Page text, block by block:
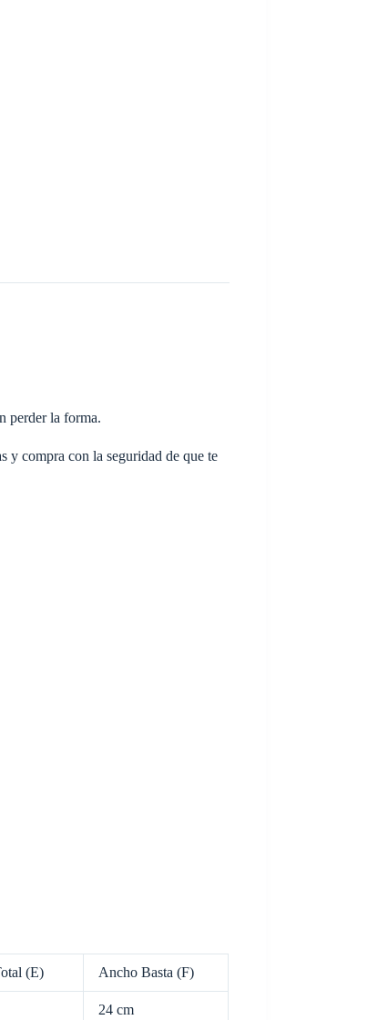
perder la forma.
y compra con la seguridad de que te
(E) Ancho Basta (F)
24 cm